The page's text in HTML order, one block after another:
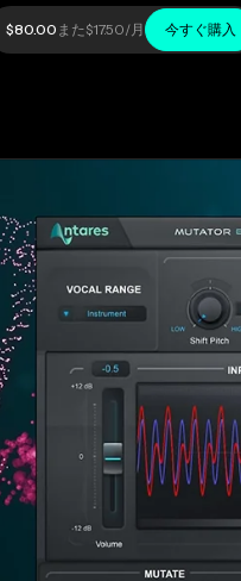
$80.00 また$17.50/月 今すぐ購入